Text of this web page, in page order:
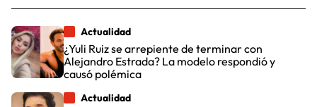
Actualidad
¿Yuli Ruiz se arrepiente de terminar con
Alejandro Estrada? La modelo respondió y
causó polémica
Actualidad